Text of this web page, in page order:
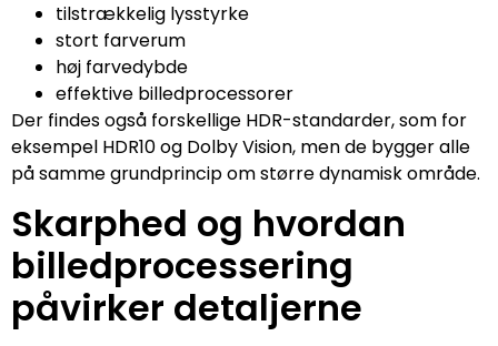
tilstrækkelig lysstyrke
stort farverum
høj farvedybde
effektive billedprocessorer
Der findes også forskellige HDR-standarder, som for
eksempel HDR10 og Dolby Vision, men de bygger alle
på samme grundprincip om større dynamisk område.
Skarphed og hvordan
billedprocessering
påvirker detaljerne